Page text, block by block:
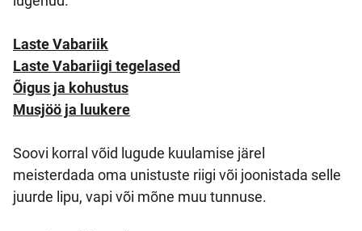
Laste Vabariik
Laste Vabariigi tegelased
Õigus ja kohustus
Musjöö ja luukere
Soovi korral võid lugude kuulamise järel
meisterdada oma unistuste riigi või joonistada selle
juurde lipu, vapi või mõne muu tunnuse.